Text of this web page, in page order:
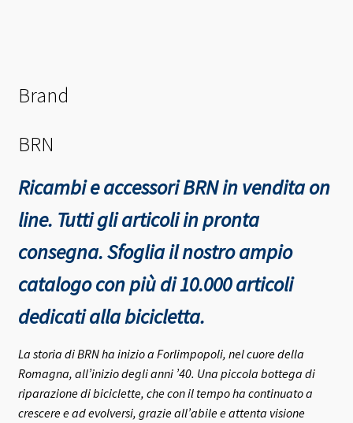
Brand
BRN
Ricambi e accessori BRN in vendita on
line. Tutti gli articoli in pronta
consegna.Sfoglia il nostro ampio
catalogo con più di 10.000 articoli
dedicati alla bicicletta.
La storia di BRN ha inizio a Forlimpopoli, nel cuore della
Romagna, all’inizio degli anni ’40. Una piccola bottega di
riparazione di biciclette, che con il tempo ha continuato a
crescere e ad evolversi, grazie all’abile e attenta visione